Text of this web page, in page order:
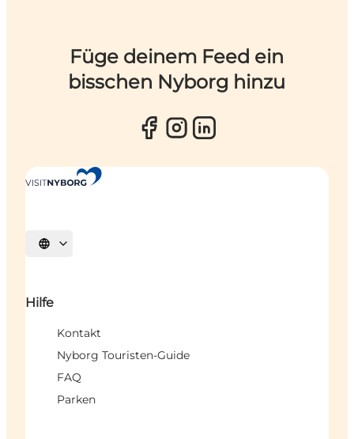
Füge deinem Feed ein
bisschen Nyborg hinzu
Sprache auswählen
Hilfe
Kontakt
Nyborg Touristen-Guide
FAQ
Parken